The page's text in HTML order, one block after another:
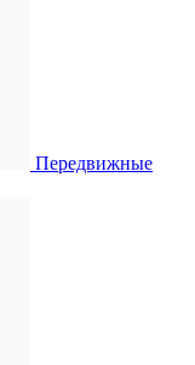
Передвижные